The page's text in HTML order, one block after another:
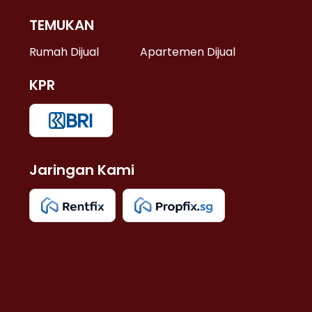
TEMUKAN
Rumah Dijual Apartemen Dijual
KPR
Jaringan Kami